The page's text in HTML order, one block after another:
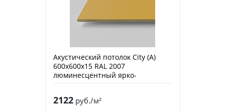
Акустический потолок City (A)
600х600х15 RAL 2007
люминесцентный ярко-
2122руб./м²